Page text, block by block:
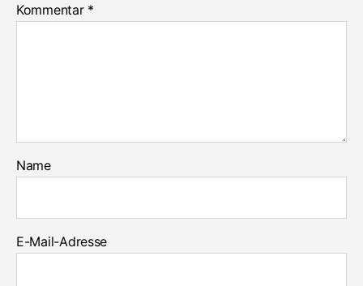
Kommentar *
Name
E-Mail-Adresse